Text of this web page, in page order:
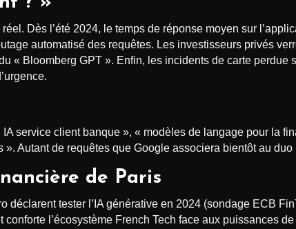
Dès l’été 2024, le temps de réponse moyen sur
automatisé des requêtes. Les investisseurs privés
« Bloomberg GPT ». Enfin, les incidents de carte perdue
service client banque », « modèles de langage pour la
Autant de requêtes que Google associera bientôt au duo
de Paris
déclarent tester l’IA générative en 2024 (sondage ECB
l’écosystème French Tech face aux puissances